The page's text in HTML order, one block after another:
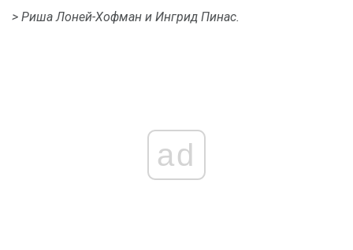
> Риша Лоней-Хофман и Ингрид Пинас.
ad